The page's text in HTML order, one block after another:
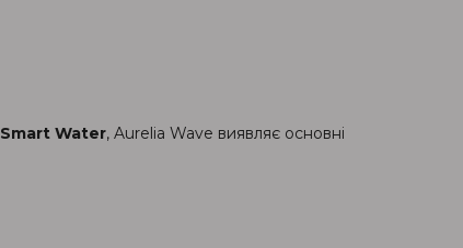
Smart Water, Aurelia Wave виявляє основні